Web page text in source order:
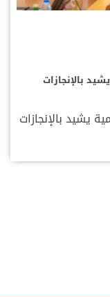
بالإنجازات
يشيد بالإنجازات